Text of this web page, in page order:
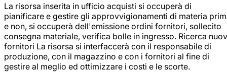
La risorsa inserita in ufficio acquisti si occuperà di
pianificare e gestire gli approvvigionamenti di materia
e non, si occuperà dell'emissione ordini fornitori, sollecito
consegna materiale, verifica bolle in ingresso. Ricerca
fornitori La risorsa si interfaccerà con il responsabile di
produzione, con il magazzino e con i fornitori al fine di
gestire al meglio ed ottimizzare i costi e le scorte.